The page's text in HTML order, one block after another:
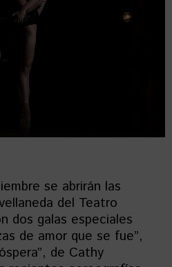
se abrirán las
del Teatro
dos galas especiales
de amor que se fue”,
de Cathy